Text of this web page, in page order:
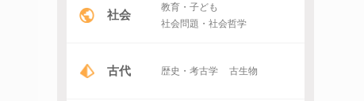
社会
教育・子ども
社会問題・社会哲学
古代 歴史・考古学 古生物